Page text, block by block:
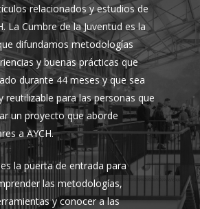
relacionados y estudios de
La Cumbre de la Juventud es la
difundamos metodologías
y buenas prácticas que
durante 44 meses y que sea
reutilizable para las personas que
un proyecto que aborde
a AYCH.
la puerta de entrada para
las metodologías,
y conocer a las